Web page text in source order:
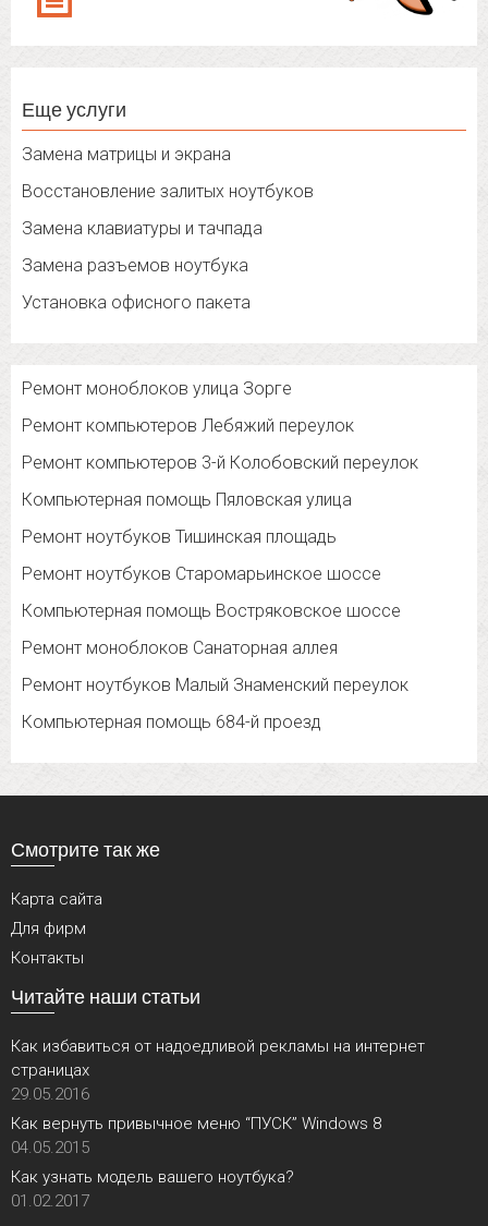
Еще услуги
Замена матрицы и экрана
Восстановление залитых ноутбуков
Замена клавиатуры и тачпада
Замена разъемов ноутбука
Установка офисного пакета
Ремонт моноблоков улица Зорге
Ремонт компьютеров Лебяжий переулок
Ремонт компьютеров 3-й Колобовский переулок
Компьютерная помощь Пяловская улица
Ремонт ноутбуков Тишинская площадь
Ремонт ноутбуков Старомарьинское шоссе
Компьютерная помощь Востряковское шоссе
Ремонт моноблоков Санаторная аллея
Ремонт ноутбуков Малый Знаменский переулок
Компьютерная помощь 684-й проезд
Смотрите так же
Карта сайта
Для фирм
Контакты
Читайте наши статьи
Как избавиться от надоедливой рекламы на интернет
страницах
29.05.2016
Как вернуть привычное меню “ПУСК” Windows 8
04.05.2015
Как узнать модель вашего ноутбука?
01.02.2017